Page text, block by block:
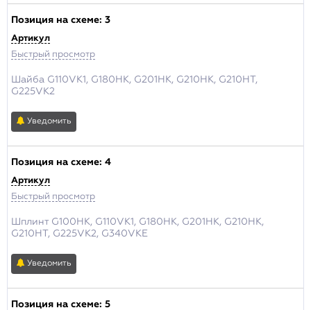
Позиция на схеме: 3
Артикул
Быстрый просмотр
Шайба G110VK1, G180HK, G201HK, G210HK, G210HT,
G225VK2
Уведомить
Позиция на схеме: 4
Артикул
Быстрый просмотр
Шплинт G100HK, G110VK1, G180HK, G201HK, G210HK,
G210HT, G225VK2, G340VKE
Уведомить
Позиция на схеме: 5